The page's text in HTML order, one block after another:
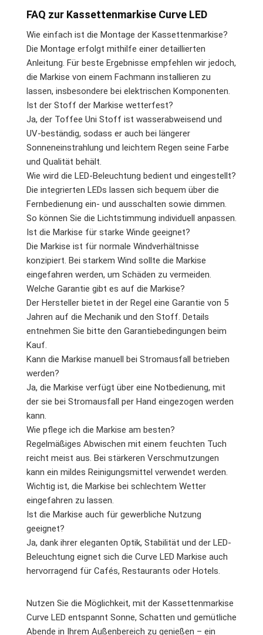
FAQ zur Kassettenmarkise Curve LED
Wie einfach ist die Montage der Kassettenmarkise?
Die Montage erfolgt mithilfe einer detaillierten
Anleitung. Für beste Ergebnisse empfehlen wir jedoch,
die Markise von einem Fachmann installieren zu
lassen, insbesondere bei elektrischen Komponenten.
Ist der Stoff der Markise wetterfest?
Ja, der Toffee Uni Stoff ist wasserabweisend und
UV-beständig, sodass er auch bei längerer
Sonneneinstrahlung und leichtem Regen seine Farbe
und Qualität behält.
Wie wird die LED-Beleuchtung bedient und eingestellt?
Die integrierten LEDs lassen sich bequem über die
Fernbedienung ein- und ausschalten sowie dimmen.
So können Sie die Lichtstimmung individuell anpassen.
Ist die Markise für starke Winde geeignet?
Die Markise ist für normale Windverhältnisse
konzipiert. Bei starkem Wind sollte die Markise
eingefahren werden, um Schäden zu vermeiden.
Welche Garantie gibt es auf die Markise?
Der Hersteller bietet in der Regel eine Garantie von 5
Jahren auf die Mechanik und den Stoff. Details
entnehmen Sie bitte den Garantiebedingungen beim
Kauf.
Kann die Markise manuell bei Stromausfall betrieben
werden?
Ja, die Markise verfügt über eine Notbedienung, mit
der sie bei Stromausfall per Hand eingezogen werden
kann.
Wie pflege ich die Markise am besten?
Regelmäßiges Abwischen mit einem feuchten Tuch
reicht meist aus. Bei stärkeren Verschmutzungen
kann ein mildes Reinigungsmittel verwendet werden.
Wichtig ist, die Markise bei schlechtem Wetter
eingefahren zu lassen.
Ist die Markise auch für gewerbliche Nutzung
geeignet?
Ja, dank ihrer eleganten Optik, Stabilität und der LED-
Beleuchtung eignet sich die Curve LED Markise auch
hervorragend für Cafés, Restaurants oder Hotels.
Nutzen Sie die Möglichkeit, mit der Kassettenmarkise
Curve LED entspannt Sonne, Schatten und gemütliche
Abende in Ihrem Außenbereich zu genießen – ein